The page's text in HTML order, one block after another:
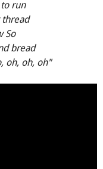
run
thread
So
bread
oh, oh, oh"